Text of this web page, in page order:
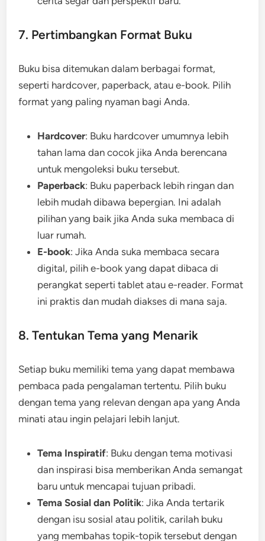
7. Pertimbangkan Format Buku
Buku bisa ditemukan dalam berbagai format,
seperti hardcover, paperback, atau e-book. Pilih
format yang paling nyaman bagi Anda.
Hardcover: Buku hardcover umumnya lebih
tahan lama dan cocok jika Anda berencana
untuk mengoleksi buku tersebut.
Paperback: Buku paperback lebih ringan dan
lebih mudah dibawa bepergian. Ini adalah
pilihan yang baik jika Anda suka membaca di
luar rumah.
E-book: Jika Anda suka membaca secara
digital, pilih e-book yang dapat dibaca di
perangkat seperti tablet atau e-reader. Format
ini praktis dan mudah diakses di mana saja.
8. Tentukan Tema yang Menarik
Setiap buku memiliki tema yang dapat membawa
pembaca pada pengalaman tertentu. Pilih buku
dengan tema yang relevan dengan apa yang Anda
minati atau ingin pelajari lebih lanjut.
Tema Inspiratif: Buku dengan tema motivasi
dan inspirasi bisa memberikan Anda semangat
baru untuk mencapai tujuan pribadi.
Tema Sosial dan Politik: Jika Anda tertarik
dengan isu sosial atau politik, carilah buku
yang membahas topik-topik tersebut dengan